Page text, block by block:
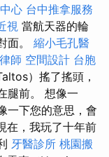
心 台中推拿服務
視 當航天器的輪
面。 縮小毛孔醫
師 空間設計 台胞
）搖了搖頭，
腿前。 想像一
一下您的意思，會
在，我玩了十年前
牙醫診所 桃園搬